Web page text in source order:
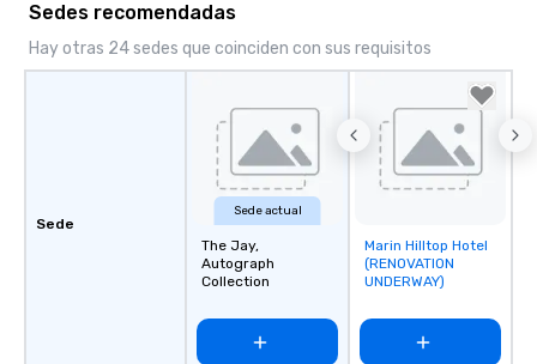
Sedes recomendadas
Hay otras 24 sedes que coinciden con sus requisitos
Sede
Sede actual
The Jay,
Autograph
Collection
Removed from
favorites
Marin Hilltop Hotel
(RENOVATION
UNDERWAY)